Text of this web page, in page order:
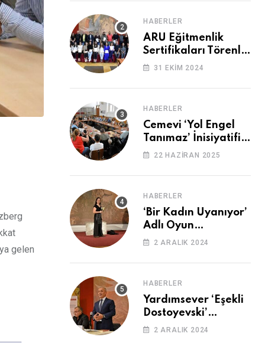
gelen
HABERLER
ARU Eğitmenlik
Sertifikaları Törenle
Alındı
31 EKIM 2024
HABERLER
Cemevi ‘Yol Engel
Tanımaz’ İnisiyatifi
2. Kez Buluştu
22 HAZIRAN 2025
HABERLER
‘Bir Kadın Uyanıyor’
Adlı Oyun
Cemevi’nde
2 ARALIK 2024
HABERLER
Yardımsever ‘Eşekli
Dostoyevski’
Cemevi’ndeydi
2 ARALIK 2024